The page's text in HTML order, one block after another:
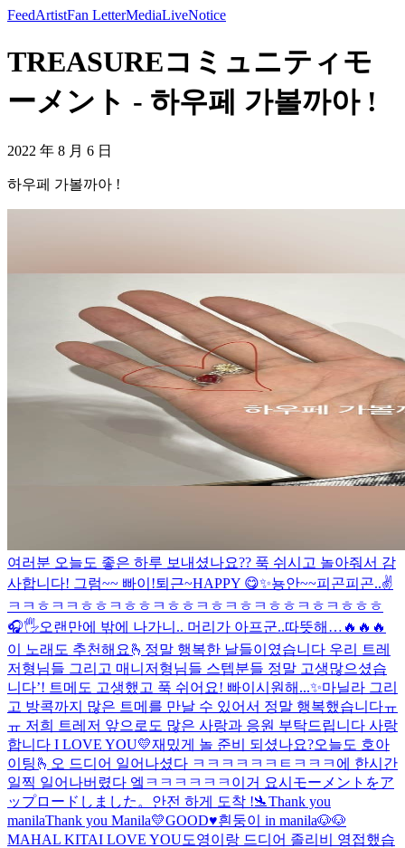
FeedArtistFan LetterMediaLiveNotice
TREASUREコミュニティモ
ーメント - 하우페 가볼까아 !
2022 年 8 月 6 日
하우페 가볼까아 !
여러분 오늘도 좋은 하루 보내셨나요?? 푹 쉬시고 놀아줘서 감
사합니다! 그럼~~ 빠이!퇴근~HAPPY 😋✨뇽안~~피곤피곤..✌️
ㅋㅋㅎㅋㅋㅎㅎㅋㅎㅎㅋㅎㅎㅋㅎㅋㅎㅋㅎㅎㅋㅎㅋㅎㅎㅎ
🎧🖐오랜만에 밖에 나가니.. 머리가 아프군..따뜻해… 🔥🔥🔥
이 노래도 추천해요🫰 정말 행복한 날들이였습니다 우리 트레
저형님들 그리고 매니저형님들 스텝분들 정말 고생많으셨습
니다’! 트메도 고생했고 푹 쉬어요! 빠이 시원해...✨마닐라 그리
고 방콕까지 많은 트메를 만날 수 있어서 정말 행복했습니다ㅠ
ㅠ 저희 트레저 앞으로도 많은 사랑과 응원 부탁드립니다 사랑
합니다 I LOVE YOU💛재밌게 놀 준비 되셨나요?오늘도 호아
이팅🫰 오 드디어 일어나셨다 ㅋㅋㅋㅋㅋㅋㅌㅋㅋㅋ 에 한시간
일찍 일어나버렸다 엨ㅋㅋㅋㅋㅋㅋ이거 요시 モーメントをア
ップロードしました。 안전 하게 도착 !🛬Thank you
manilaThank you Manila💛GOOD♥️흰둥이 in manila🐶🐶
MAHAL KITAI LOVE YOU도영이랑 드디어 졸리비 영접했습